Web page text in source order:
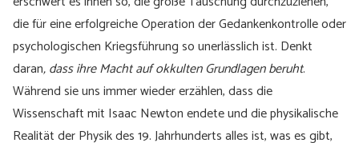
die für eine erfolgreiche Operation der Gedankenkontrolle oder
psychologischen Kriegsführung so unerlässlich ist. Denkt
daran, dass ihre Macht auf okkulten Grundlagen beruht.
Während sie uns immer wieder erzählen, dass die
Wissenschaft mit Isaac Newton endete und die physikalische
Realität der Physik des 19. Jahrhunderts alles ist, was es gibt,